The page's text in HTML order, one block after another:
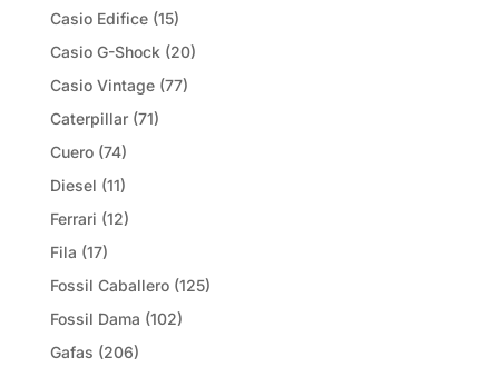
Casio Edifice (15)
Casio G-Shock (20)
Casio Vintage (77)
Caterpillar (71)
Cuero (74)
Diesel (11)
Ferrari (12)
Fila (17)
Fossil Caballero (125)
Fossil Dama (102)
Gafas (206)